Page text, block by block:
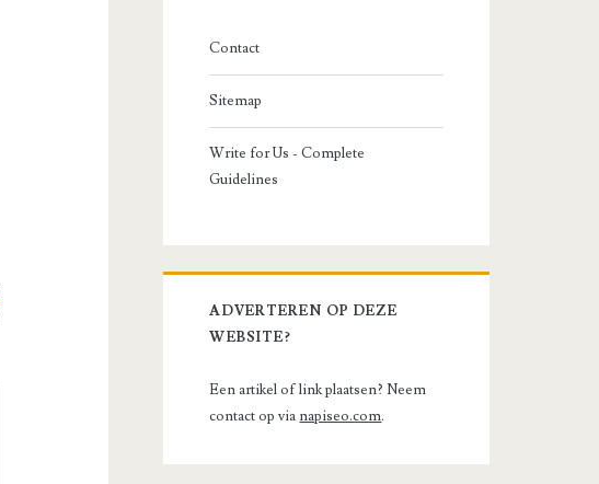
Contact
Sitemap
Write for Us - Complete
Guidelines
ADVERTEREN OP DEZE
WEBSITE?
Een artikel of link plaatsen? Neem
contact op via napiseo.com.